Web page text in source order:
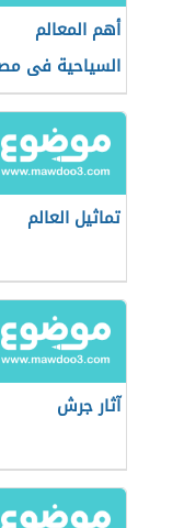
أهم المعالم
السياحية فى
تماثيل العالم
آثار جرش